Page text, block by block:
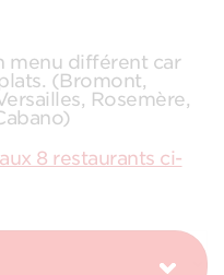
menu différent car
(Bromont,
Rosemère,
8 restaurants ci-